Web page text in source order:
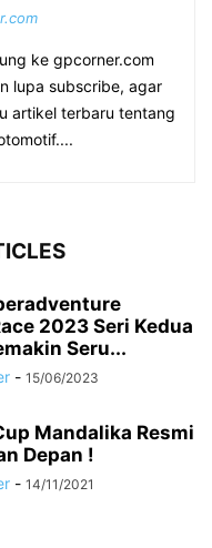
ke gpcorner.com
lupa subscribe, agar
artikel terbaru tentang
2023 Seri Kedua
Seru...
- 15/06/2023
Mandalika Resmi
Depan !
- 14/11/2021